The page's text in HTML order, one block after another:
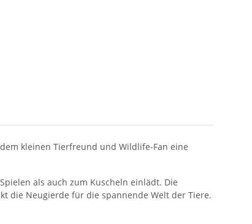
kleinen Tierfreund und Wildlife-Fan eine
als auch zum Kuscheln einlädt. Die
die Neugierde für die spannende Welt der Tiere.